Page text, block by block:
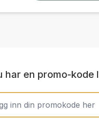
har en promo-kode